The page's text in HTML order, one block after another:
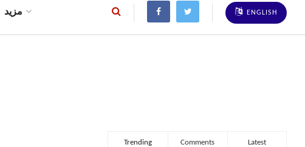
مزید ENGLISH
Trending Comments Latest